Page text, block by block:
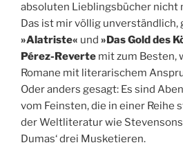
absoluten Lieblingsbücher nicht
Das ist mir völlig unverständlich,
»Alatriste« und »Das Gold des
Pérez-Reverte mit zum Besten,
Romane mit literarischem
Oder anders gesagt: Es sind
vom Feinsten, die in einer Reihe
der Weltliteratur wie
Dumas‘ drei Musketieren.